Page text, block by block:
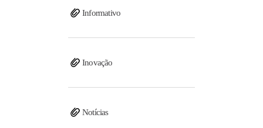
Informativo
Inovação
Notícias